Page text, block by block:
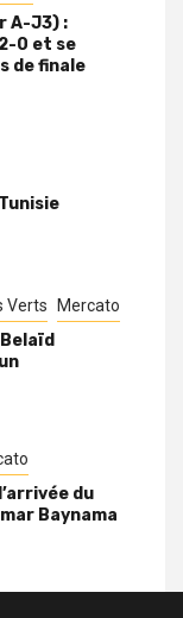
A-J3) :
0 et se
de finale
Verts Mercato
du
Baynama